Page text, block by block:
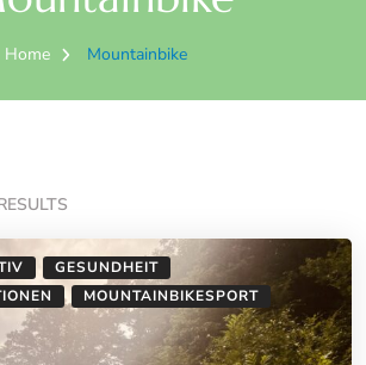
Home Mountainbike
GESUNDHEIT
MOUNTAINBIKESPORT